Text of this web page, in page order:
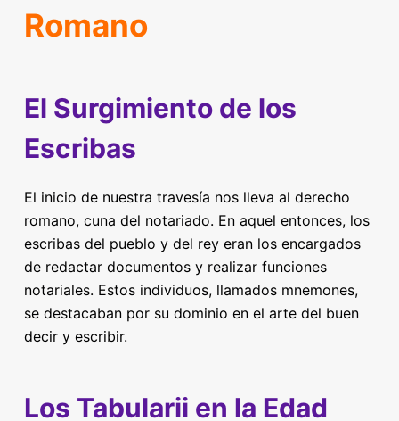
Romano
El Surgimiento de los
Escribas
El inicio de nuestra travesía nos lleva al derecho
romano, cuna del notariado. En aquel entonces, los
escribas del pueblo y del rey eran los encargados
de redactar documentos y realizar funciones
notariales. Estos individuos, llamados mnemones,
se destacaban por su dominio en el arte del buen
decir y escribir.
Los Tabularii en la Edad